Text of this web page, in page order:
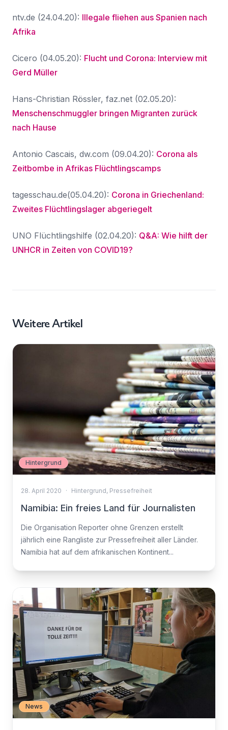
ntv.de (24.04.20): Illegale fliehen aus Spanien nach
Afrika
Cicero (04.05.20): Flucht und Corona: Interview mit
Gerd Müller
Hans-Christian Rössler, faz.net (02.05.20):
Menschenschmuggler bringen Migranten zurück
nach Hause
Antonio Cascais, dw.com (09.04.20): Corona als
Zeitbombe in Afrikas Flüchtlingscamps
tagesschau.de(05.04.20): Corona in Griechenland:
Zweites Flüchtlingslager abgeriegelt
UNO Flüchtlingshilfe (02.04.20): Q&A: Wie hilft der
UNHCR in Zeiten von COVID19?
Weitere Artikel
Hintergrund
28. April 2020 · Hintergrund, Pressefreiheit
Namibia: Ein freies Land für Journalisten
Die Organisation Reporter ohne Grenzen erstellt
jährlich eine Rangliste zur Pressefreiheit aller Länder.
Namibia hat auf dem afrikanischen Kontinent...
News